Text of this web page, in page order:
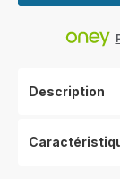
Description